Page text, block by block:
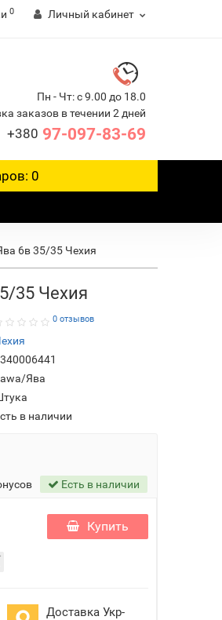
0 Личный кабинет
Пн - Чт: с 9.00 до 18.0
заказов в течении 2 дней
+380 97-097-83-69
0
6в 35/35 Чехия
35 Чехия
0 отзывов
Ява
в наличии
Есть в наличии
Купить
Доставка Укр-